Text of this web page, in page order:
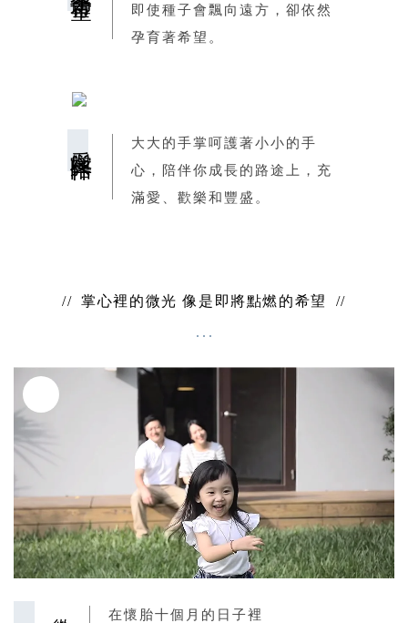
即使種子會飄向遠方，卻依然
孕育著希望。
大大的手掌呵護著小小的手
心，陪伴你成長的路途上，充
滿愛、歡樂和豐盛。
掌心裡的微光 像是即將點燃的希望
在懷胎十個月的日子裡